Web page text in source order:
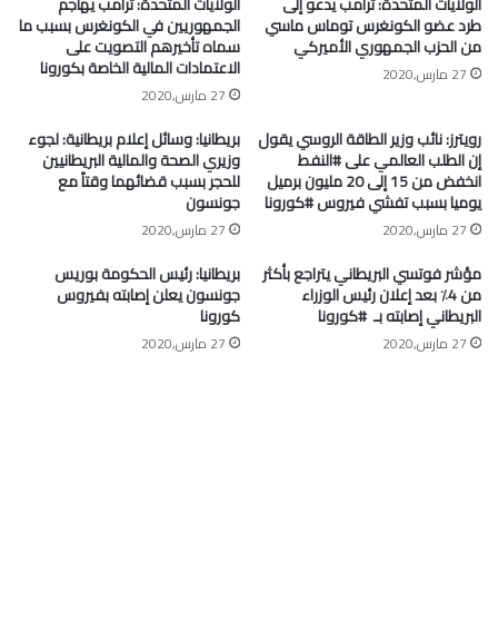
طرد عضو الكونغرس توماس ماسي
من الحزب الجمهوري الأميركي
27 مارس,2020
الجمهوريين في الكونغرس بسبب ما
سماه تأخيرهم التصويت على
الاعتمادات المالية الخاصة بكورونا
27 مارس,2020
رويترز: نائب وزير الطاقة الروسي يقول
إن الطلب العالمي على #النفط
انخفض من 15 إلى 20 مليون برميل
يوميا بسبب تفشي فيروس #كورونا
27 مارس,2020
بريطانيا: وسائل إعلام بريطانية: لجوء
وزيري الصحة والمالية البريطانيين
للحجر بسبب قضائهما وقتاً مع
جونسون
27 مارس,2020
مؤشر فوتسي البريطاني يتراجع بأكثر
من 4٪ بعد إعلان رئيس الوزراء
البريطاني إصابته بـ ⁧ #كورونا⁩
27 مارس,2020
بريطانيا: رئيس الحكومة بوريس
جونسون يعلن إصابته بفيروس
كورونا
27 مارس,2020